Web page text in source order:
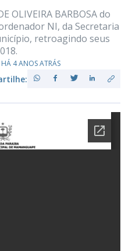
OLIVEIRA BARBOSA do
NI, da Secretaria
retroagindo seus
4 ANOS ATRÁS